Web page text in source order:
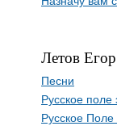
Летов Егор
Песни
Русское поле
Русское